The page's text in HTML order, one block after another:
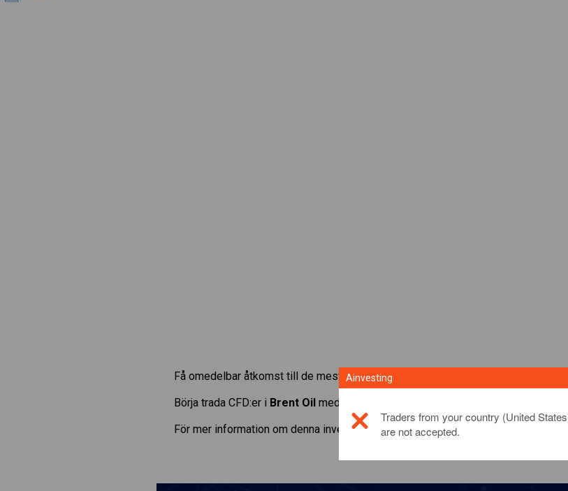
Få omedelbar åtkomst till de mest populära råvarorna tillgängliga direkt på vår
Börja trada CFD:er i Brent Oil med den minsta underhållsmarginalen, bästa
För mer information om denna investeringsprodukt,klicka här
Ainvesting
Traders from your country (United
are not accepted.